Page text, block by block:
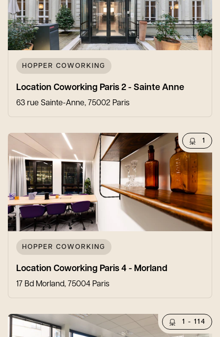
HOPPER COWORKING
Location Coworking Paris 2 - Sainte Anne
63 rue Sainte-Anne, 75002 Paris
1
HOPPER COWORKING
Location Coworking Paris 4 - Morland
17 Bd Morland, 75004 Paris
1 - 114